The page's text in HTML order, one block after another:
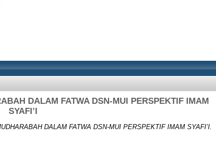
DALAM FATWA DSN-MUI PERSPEKTIF IMAM
SYAFI’I
DALAM FATWA DSN-MUI PERSPEKTIF IMAM SYAFI’I.